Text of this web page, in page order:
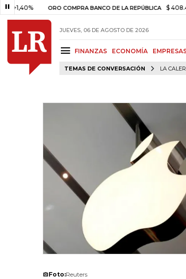
ORO COMPRA BANCO DE LA REPÚBLICA $ 408.498,97
JUEVES, 06 DE AGOSTO DE 2026
FINANZAS ECONOMÍA
TEMAS DE CONVERSACIÓN LA
Foto:Reuters